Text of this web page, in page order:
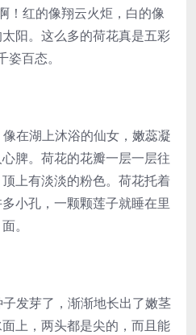
红的像翔云火炬，白的像
阳。这么多的荷花真是五彩
姿百态。
在湖上沐浴的仙女，嫩蕊凝
脾。荷花的花瓣一层一层往
上有淡淡的粉色。荷花托着
小孔，一颗颗莲子就睡在里
面。
发芽了，渐渐地长出了嫩茎
上，两头都是尖的，而且能